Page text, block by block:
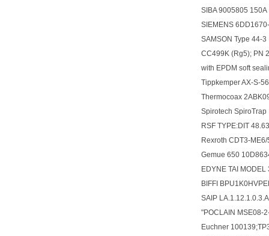
SIBA 9005805 150A
SIEMENS
SAMSON Type 44-
CC499K (Rg5); PN
with EPDM soft
Tippkemper AX-S-
Thermocoax
Spirotech SpiroTrap
RSF TYPE:DIT
Rexroth CDT3-
Gemue 650
EDYNE TAI
BIFFI
SAIP
"POCLAIN
Euchner